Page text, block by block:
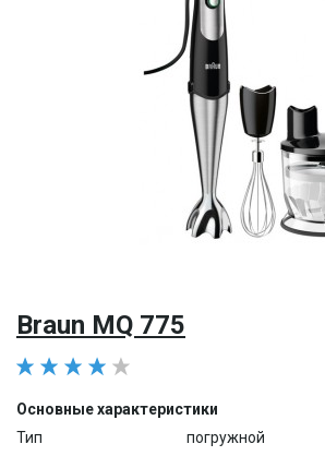
Braun MQ 775
Основные характеристики
Тип
погружной